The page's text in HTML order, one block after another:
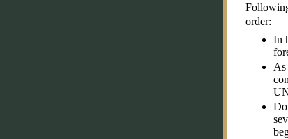
order:
In
As